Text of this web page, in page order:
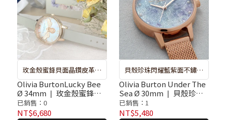
玫金殼蜜鋒貝面晶鑽皮革腕
錶
Olivia BurtonLucky Bee
Ø 34mm ❘ 玫金殼蜜鋒貝
面晶鑽皮革腕錶
已銷售：0
NT$6,680
貝殼珍珠閃耀藍紫面不鏽鋼
玫金殼米蘭帶腕錶
Olivia Burton Under The
Sea Ø 30mm ❘ 貝殼珍珠
閃耀藍紫面不鏽鋼玫金殼
米蘭帶腕錶
已銷售：1
NT$5,480